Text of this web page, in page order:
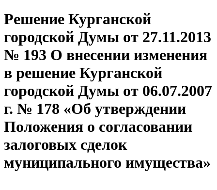
Решение Курганской
городской Думы от 27.11.2013
№ 193 О внесении изменения
в решение Курганской
городской Думы от 06.07.2007
г. № 178 «Об утверждении
Положения о согласовании
залоговых сделок
муниципального имущества»